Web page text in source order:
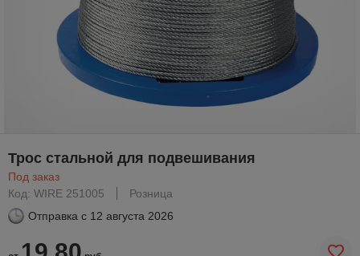
Трос стальной для подвешивания
Под заказ
Код: WIRE 251005
Розница
Отправка с 12 августа 2026